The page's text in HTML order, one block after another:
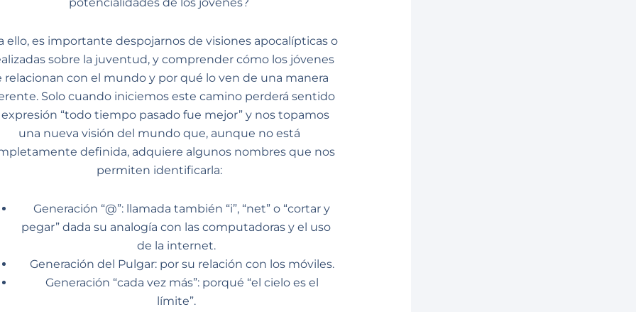
potencialidades de los jóvenes?
ello, es importante despojarnos de visiones apocalípticas o
sobre la juventud, y comprender cómo los jóvenes
relacionan con el mundo y por qué lo ven de una manera
Solo cuando iniciemos este camino perderá sentido
expresión “todo tiempo pasado fue mejor” y nos topamos
una nueva visión del mundo que, aunque no está
definida, adquiere algunos nombres que nos
permiten identificarla:
Generación “@”: llamada también “i”, “net” o “cortar y
pegar” dada su analogía con las computadoras y el uso
de la internet.
Generación del Pulgar: por su relación con los móviles.
Generación “cada vez más”: porqué “el cielo es el
límite”.